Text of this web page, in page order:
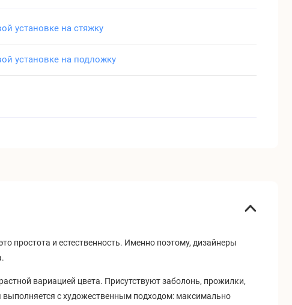
установке на стяжку
установке на подложку
простота и естественность. Именно поэтому, дизайнеры
вариацией цвета. Присутствуют заболонь, прожилки,
с художественным подходом: максимально